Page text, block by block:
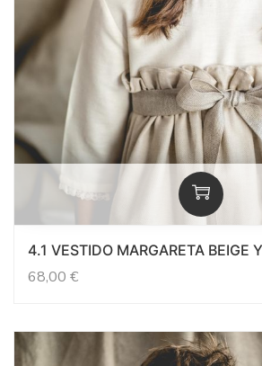
4.1 VESTIDO MARGARETA BEIGE
68,00 €